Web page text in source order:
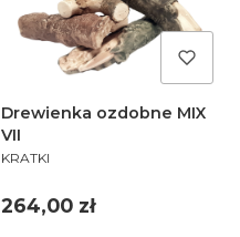
Drewienka ozdobne MIX
VII
PRODUCENT
KRATKI
Cena
264,00 zł